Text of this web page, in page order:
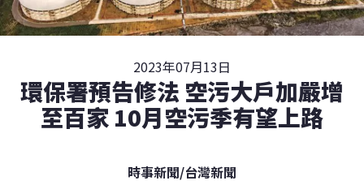
2023年07月13日
環保署預告修法 空污大戶加嚴增
至百家 10月空污季有望上路
時事新聞/台灣新聞